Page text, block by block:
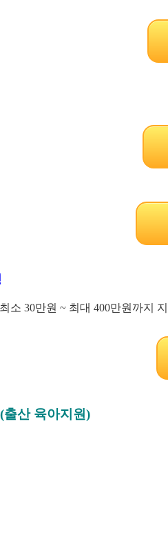
소 30만원 ~ 최대 400만원까지
출산 육아지원)